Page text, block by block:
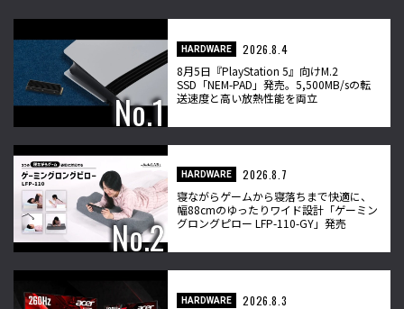
HARDWARE
2026.8.4
8月5日『PlayStation 5』向けM.2
SSD「NEM-PAD」発売。5,500MB/sの転
送速度と高い放熱性能を両立
HARDWARE
2026.8.7
寝ながらゲームから寝落ちまで快適に、
幅88cmのゆったりワイド設計「ゲーミン
グロングピロー LFP-110-GY」発売
HARDWARE
2026.8.3